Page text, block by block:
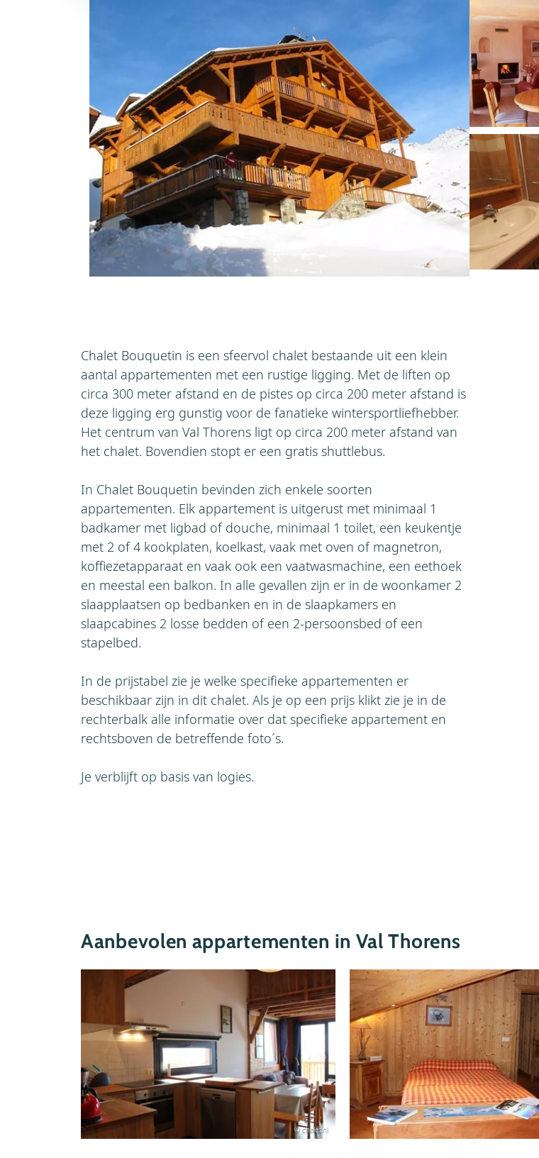
Chalet Bouquetin is een sfeervol chalet bestaande uit een klein
aantal appartementen met een rustige ligging. Met de liften op
circa 300 meter afstand en de pistes op circa 200 meter afstand is
deze ligging erg gunstig voor de fanatieke wintersportliefhebber.
Het centrum van Val Thorens ligt op circa 200 meter afstand van
het chalet. Bovendien stopt er een gratis shuttlebus.
In Chalet Bouquetin bevinden zich enkele soorten
appartementen. Elk appartement is uitgerust met minimaal 1
badkamer met ligbad of douche, minimaal 1 toilet, een keukentje
met 2 of 4 kookplaten, koelkast, vaak met oven of magnetron,
koffiezetapparaat en vaak ook een vaatwasmachine, een eethoek
en meestal een balkon. In alle gevallen zijn er in de woonkamer 2
slaapplaatsen op bedbanken en in de slaapkamers en
slaapcabines 2 losse bedden of een 2-persoonsbed of een
stapelbed.
In de prijstabel zie je welke specifieke appartementen er
beschikbaar zijn in dit chalet. Als je op een prijs klikt zie je in de
rechterbalk alle informatie over dat specifieke appartement en
rechtsboven de betreffende foto´s.
Je verblijft op basis van logies.
Aanbevolen appartementen in Val Thorens
© chalet.nl